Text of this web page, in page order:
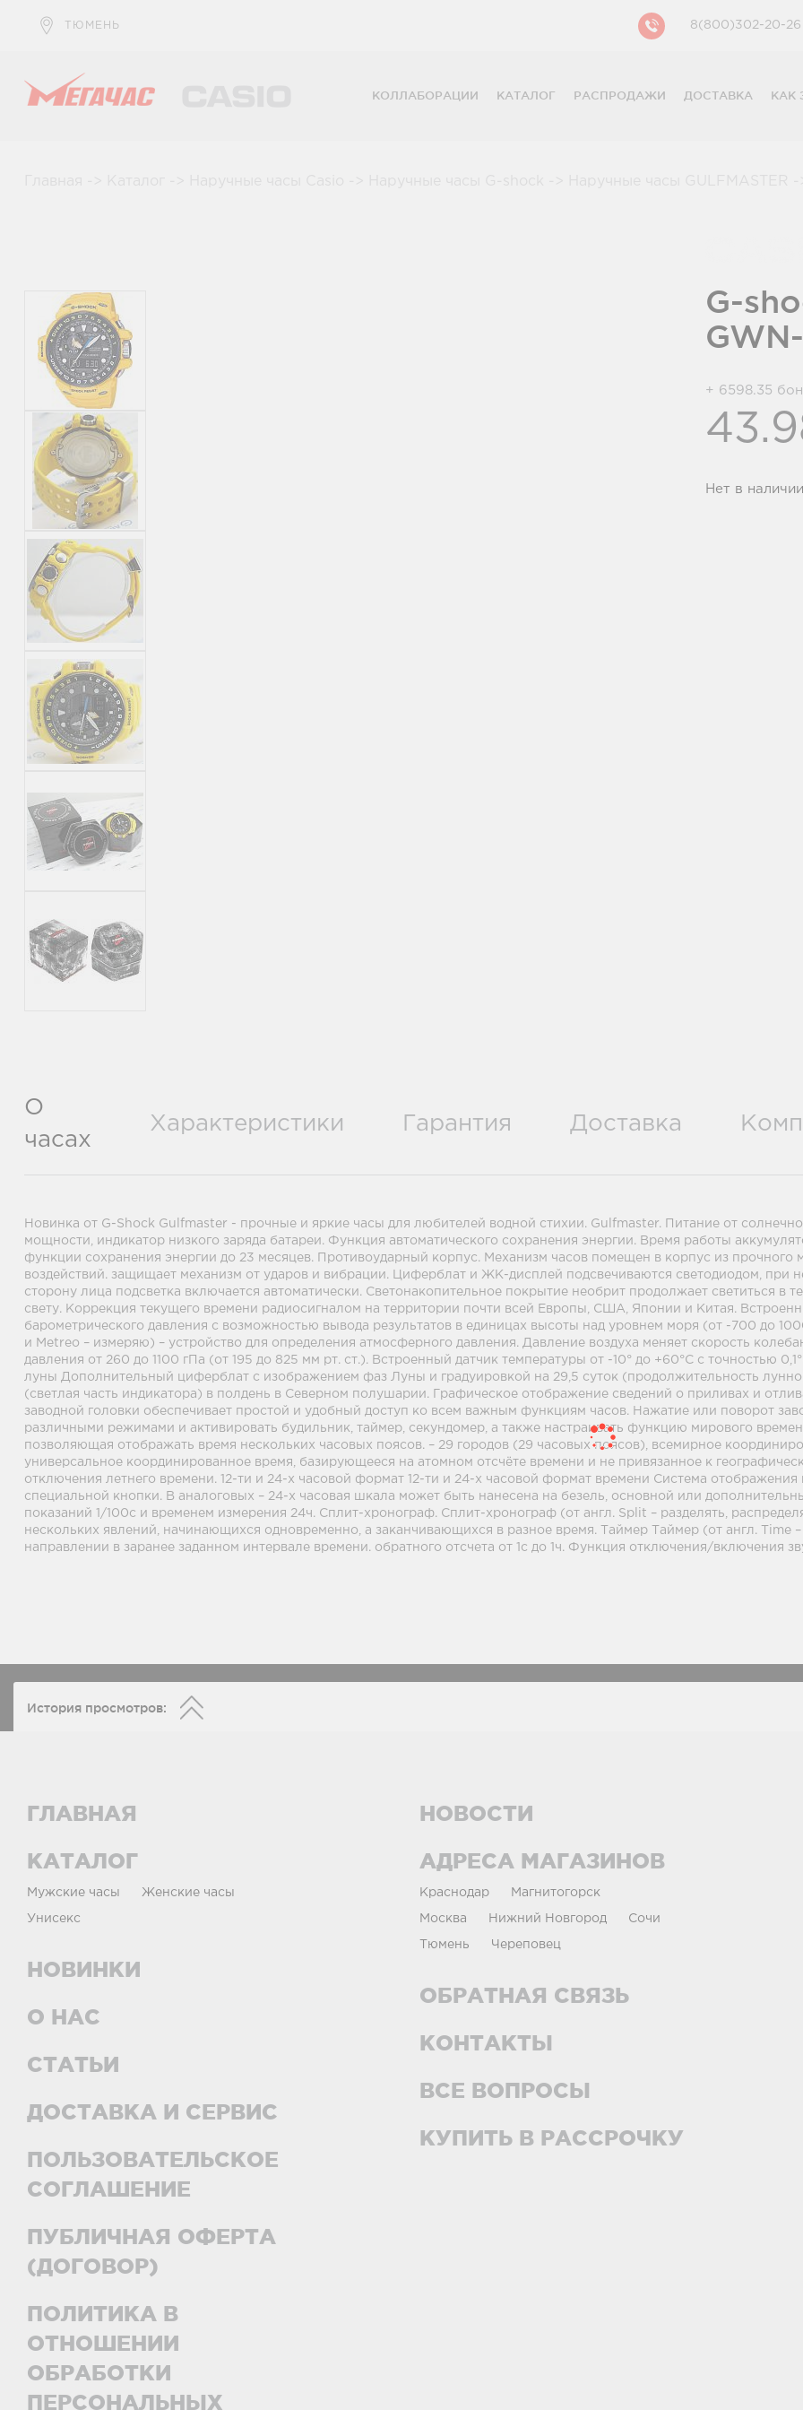
ТЮМЕНЬ 8(800)302-20-26
КОЛЛАБОРАЦИИ
КАТАЛОГ
РАСПРОДАЖИ ДОСТАВКА КАК
G-
+ 6598.35
Нет в наличии
О
часах
Характеристики Гарантия Доставка
Новинка от G-Shock Gulfmaster - прочные и яркие часы для любителей водной стихии. Gulfmaster. Питание от
мощности, индикатор низкого заряда батареи. Функция автоматического сохранения энергии. Время работы
функции сохранения энергии до 23 месяцев. Противоударный корпус. Механизм часов помещен в корпус из
воздействий. защищает механизм от ударов и вибрации. Циферблат и ЖК-дисплей подсвечиваются светодиодом, при
сторону лица подсветка включается автоматически. Светонакопительное покрытие необрит продолжает светиться
свету. Коррекция текущего времени радиосигналом на территории почти всей Европы, США, Японии и Китая.
барометрического давления с возможностью вывода результатов в единицах высоты над уровнем моря (от -700 до
и Metreo – измеряю) – устройство для определения атмосферного давления. Давление воздуха меняет скорость
давления от 260 до 1100 гПа (от 195 до 825 мм рт. ст.). Встроенный датчик температуры от -10° до +60°С с точностью
луны Дополнительный циферблат с изображением фаз Луны и градуировкой на 29,5 суток (продолжительность
(светлая часть индикатора) в полдень в Северном полушарии. Графическое отображение сведений о приливах и
заводной головки обеспечивает простой и удобный доступ ко всем важным функциям часов. Нажатие или поворот
различными режимами и активировать будильник, таймер, секундомер, а также настраивать функцию мирового
позволяющая отображать время нескольких часовых поясов. – 29 городов (29 часовых поясов), всемирное
универсальное координированное время, базирующееся на атомном отсчёте времени и не привязанное к
отключения летнего времени. 12-ти и 24-х часовой формат 12-ти и 24-х часовой формат времени Система
специальной кнопки. В аналоговых – 24-х часовая шкала может быть нанесена на безель, основной или
показаний 1/100с и временем измерения 24ч. Сплит-хронограф. Сплит-хронограф (от англ. Split – разделять,
нескольких явлений, начинающихся одновременно, а заканчивающихся в разное время. Таймер Таймер (от англ. Time
направлении в заранее заданном интервале времени. обратного отсчета от 1с до 1ч. Функция отключения/включения
История просмотров:
ГЛАВНАЯ
КАТАЛОГ
Мужские часы Женские часы
Унисекс
НОВИНКИ
О НАС
СТАТЬИ
ДОСТАВКА И СЕРВИС
ПОЛЬЗОВАТЕЛЬСКОЕ
СОГЛАШЕНИЕ
ПУБЛИЧНАЯ ОФЕРТА
(ДОГОВОР)
ПОЛИТИКА В
ОТНОШЕНИИ
ОБРАБОТКИ
ПЕРСОНАЛЬНЫХ
НОВОСТИ
АДРЕСА МАГАЗИНОВ
Краснодар Магнитогорск
Москва Нижний Новгород Сочи
Тюмень Череповец
ОБРАТНАЯ СВЯЗЬ
КОНТАКТЫ
ВСЕ ВОПРОСЫ
КУПИТЬ В РАССРОЧКУ